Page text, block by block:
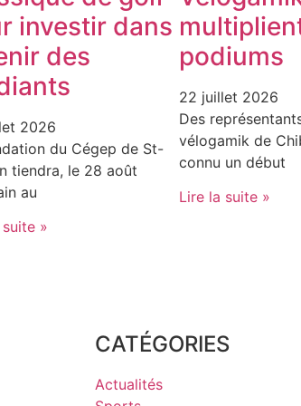
investir dans
des
2026
du Cégep de St-
tiendra, le 28 août
au
»
podiums
22 juillet 2026
Des
vélogamik de
connu un début
Lire la suite »
CATÉGORIES
Actualités